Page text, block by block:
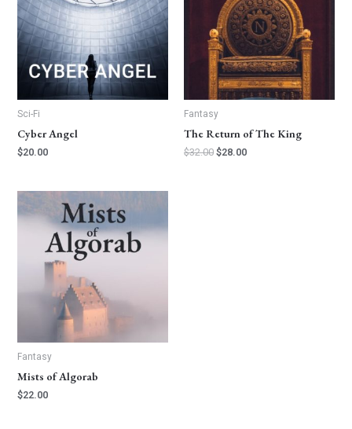
Sci-Fi
Cyber Angel
$20.00
Fantasy
The Return of The King
$32.00$28.00
Fantasy
Mists of Algorab
$22.00